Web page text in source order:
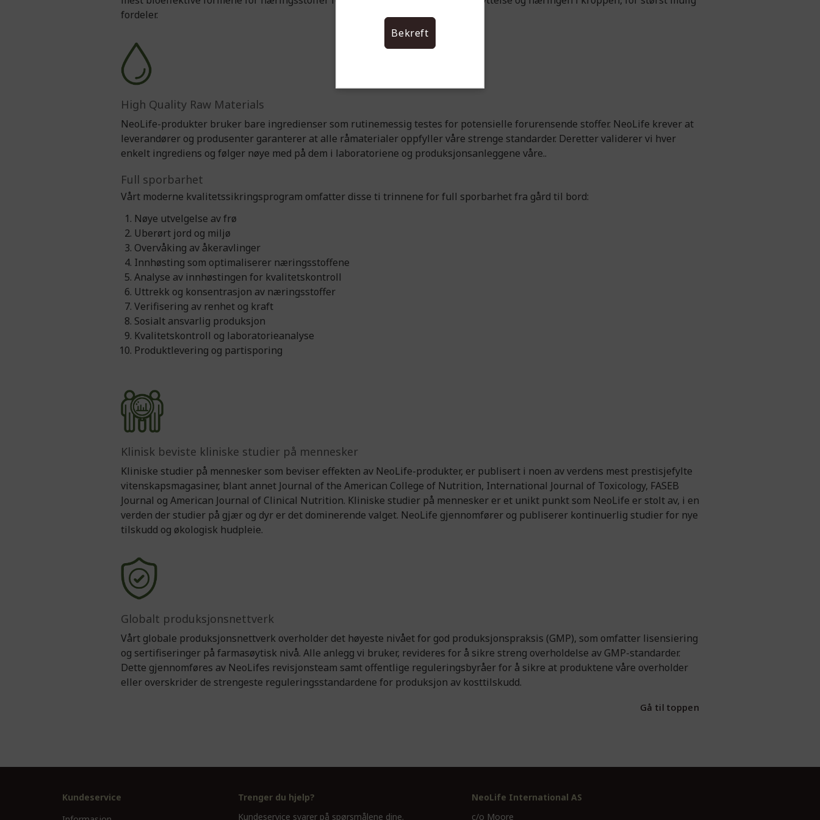
Bekreft
fordeler.
High Quality Raw Materials
NeoLife-produkter bruker bare ingredienser som rutinemessig testes for potensielle forurensende stoffer. NeoLife krever at
leverandører og produsenter garanterer at alle råmaterialer oppfyller våre strenge standarder. Deretter validerer vi hver
enkelt ingrediens og følger nøye med på dem i laboratoriene og produksjonsanleggene våre..
Full sporbarhet
Vårt moderne kvalitetssikringsprogram omfatter disse ti trinnene for full sporbarhet fra gård til bord:
Nøye utvelgelse av frø
Uberørt jord og miljø
Overvåking av åkeravlinger
Innhøsting som optimaliserer næringsstoffene
Analyse av innhøstingen for kvalitetskontroll
Uttrekk og konsentrasjon av næringsstoffer
Verifisering av renhet og kraft
Sosialt ansvarlig produksjon
Kvalitetskontroll og laboratorieanalyse
Produktlevering og partisporing
Klinisk beviste kliniske studier på mennesker
Kliniske studier på mennesker som beviser effekten av NeoLife-produkter, er publisert i noen av verdens mest prestisjefylte
vitenskapsmagasiner, blant annet Journal of the American College of Nutrition, International Journal of Toxicology, FASEB
Journal og American Journal of Clinical Nutrition. Kliniske studier på mennesker er et unikt punkt som NeoLife er stolt av, i en
verden der studier på gjær og dyr er det dominerende valget. NeoLife gjennomfører og publiserer kontinuerlig studier for nye
tilskudd og økologisk hudpleie.
Globalt produksjonsnettverk
Vårt globale produksjonsnettverk overholder det høyeste nivået for god produksjonspraksis (GMP), som omfatter lisensiering
og sertifiseringer på farmasøytisk nivå. Alle anlegg vi bruker, revideres for å sikre streng overholdelse av GMP-standarder.
Dette gjennomføres av NeoLifes revisjonsteam samt offentlige reguleringsbyråer for å sikre at produktene våre overholder
eller overskrider de strengeste reguleringsstandardene for produksjon av kosttilskudd.
Gå til toppen
Kundeservice
Trenger du hjelp?
Kundeservice svarer på spørsmålene dine.
NeoLife International AS
c/o Moore